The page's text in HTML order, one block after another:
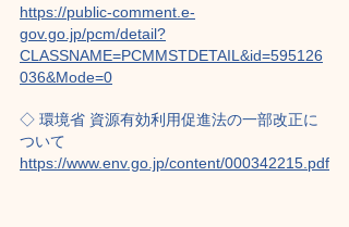
https://public-comment.e-
gov.go.jp/pcm/detail?
CLASSNAME=PCMMSTDETAIL&id=595126
036&Mode=0
◇ 環境省 資源有効利用促進法の一部改正に
ついて
https://www.env.go.jp/content/000342215.pdf